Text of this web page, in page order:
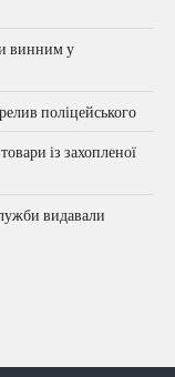
винним у
поліцейського
із захопленої
видавали